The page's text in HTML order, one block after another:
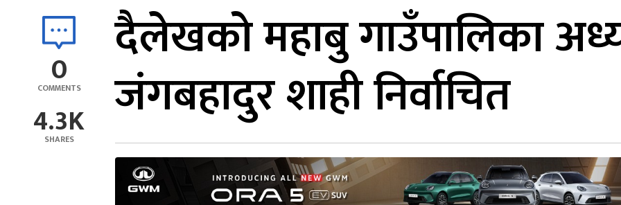
0
COMMENTS
4.3K
SHARES
दैलेखको महाबु गाउँपालिका
जंगबहादुर शाही निर्वाचित